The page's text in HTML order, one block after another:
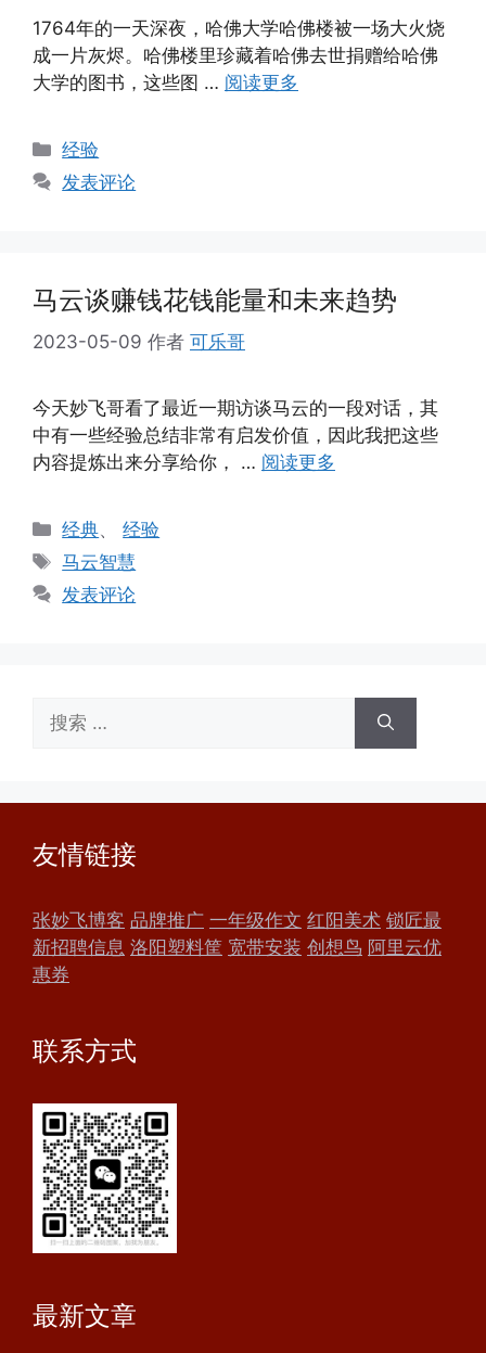
1764年的一天深夜，哈佛大学哈佛楼被一场大火烧
成一片灰烬。哈佛楼里珍藏着哈佛去世捐赠给哈佛
大学的图书，这些图 … 阅读更多
分
类
经验
发表评论
马云谈赚钱花钱能量和未来趋势
2023-05-09 作者 可乐哥
今天妙飞哥看了最近一期访谈马云的一段对话，其
中有一些经验总结非常有启发价值，因此我把这些
内容提炼出来分享给你， … 阅读更多
分
类
经典、经验
标
签
马云智慧
发表评论
索：
友情链接
张妙飞博客 品牌推广 一年级作文 红阳美术 锁匠最
新招聘信息 洛阳塑料筐 宽带安装 创想鸟 阿里云优
惠券
联系方式
最新文章